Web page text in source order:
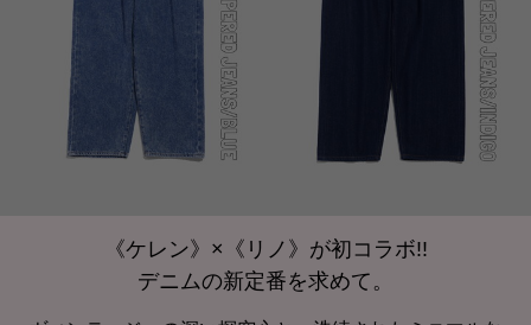
《ケレン》×《リノ》が初コラボ!!
デニムの新定番を求めて。